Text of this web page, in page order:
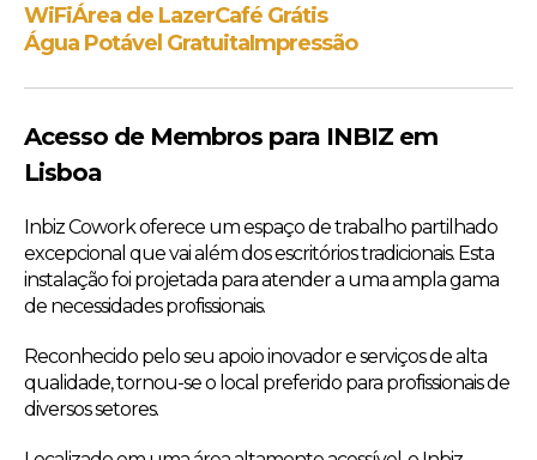
WiFiÁrea de LazerCafé Grátis
Água Potável GratuitaImpressão
Acesso de Membros para INBIZ em
Lisboa
Inbiz Cowork oferece um espaço de trabalho partilhado
excepcional que vai além dos escritórios tradicionais. Esta
instalação foi projetada para atender a uma ampla gama
de necessidades profissionais.
Reconhecido pelo seu apoio inovador e serviços de alta
qualidade, tornou-se o local preferido para profissionais de
diversos setores.